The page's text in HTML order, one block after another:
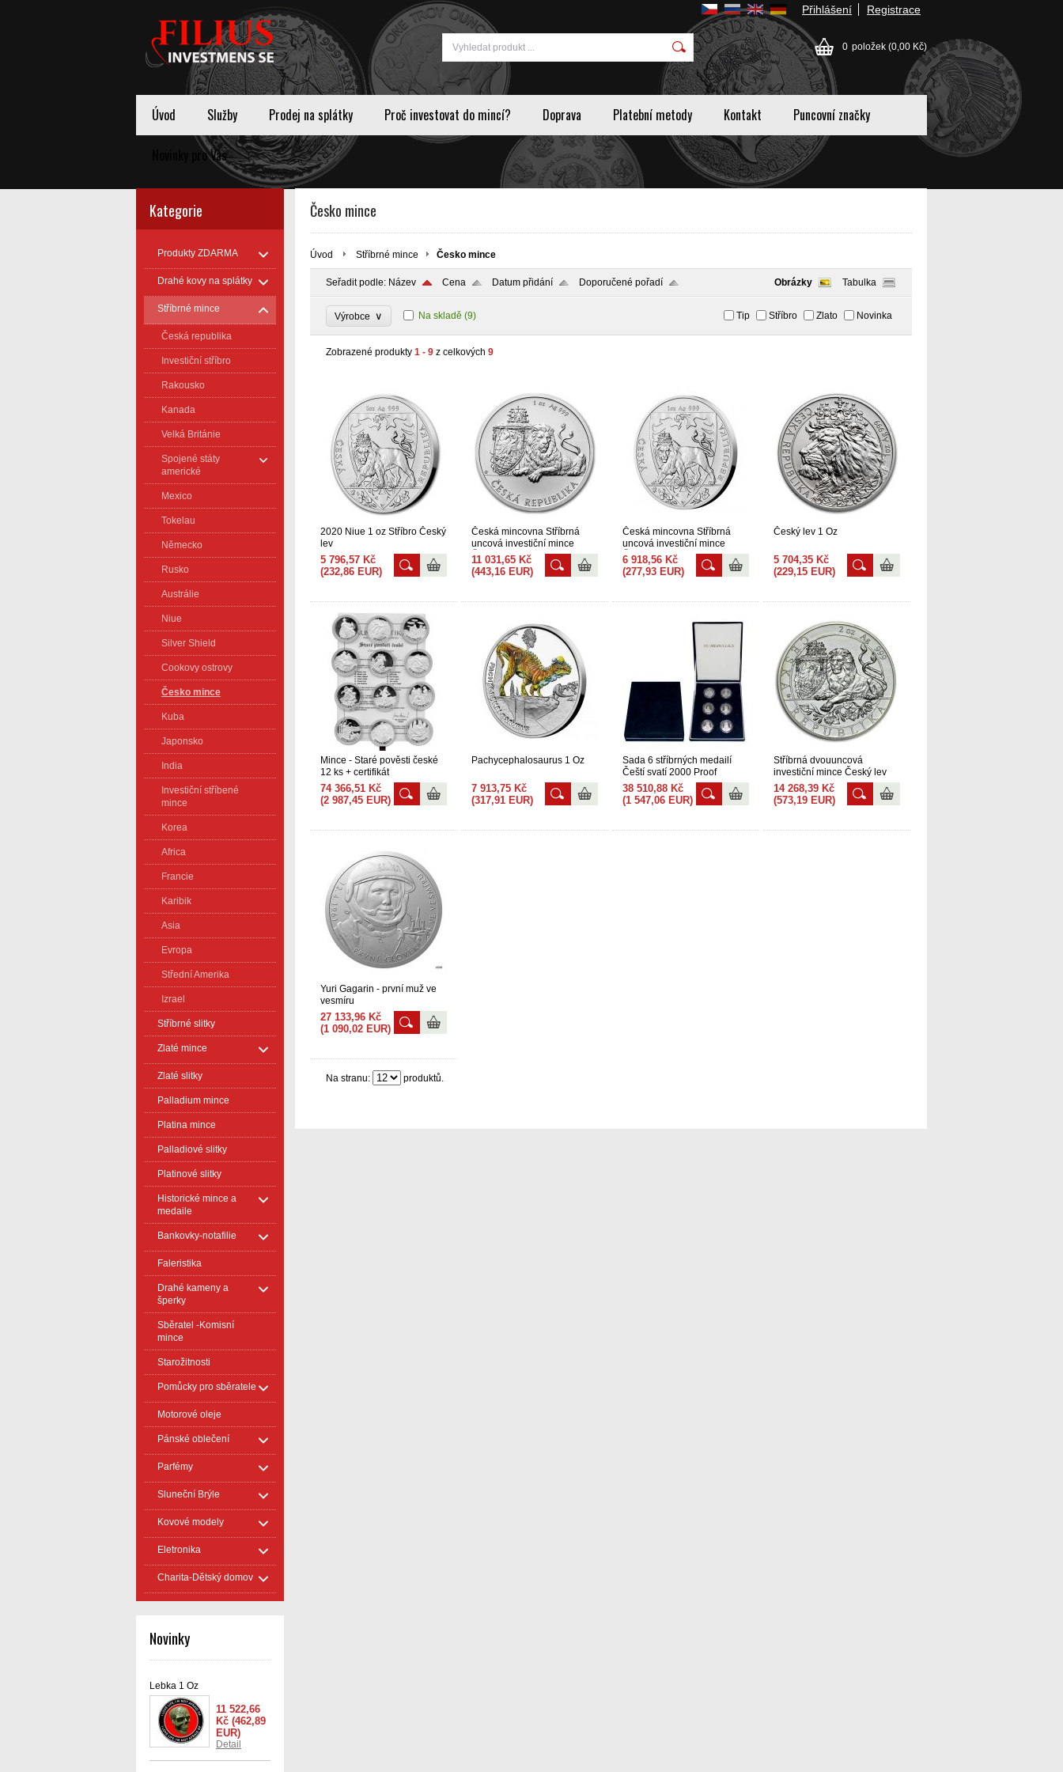
Přihlášení Registrace
0 položek (0,00 Kč)
Úvod Služby Prodej na splátky Proč investovat do mincí? Doprava Platební metody Kontakt Puncovní značky
Novinky pro Vas
Kategorie
Produkty ZDARMA
Drahé kovy na splátky
Stříbrné mince
Česká republika
Investiční stříbro
Rakousko
Kanada
Velká Británie
Spojené státy
americké
Mexico
Tokelau
Německo
Rusko
Austrálie
Niue
Silver Shield
Cookovy ostrovy
Česko mince
Kuba
Japonsko
India
Investiční stříbené
mince
Korea
Africa
Francie
Karibik
Asia
Evropa
Střední Amerika
Izrael
Stříbrné slitky
Zlaté mince
Zlaté slitky
Palladium mince
Platina mince
Palladiové slitky
Platinové slitky
Historické mince a
medaile
Bankovky-notafilie
Faleristika
Drahé kameny a
šperky
Sběratel -Komisní
mince
Starožitnosti
Pomůcky pro sběratele
Motorové oleje
Pánské oblečení
Parfémy
Sluneční Brýle
Kovové modely
Eletronika
Charita-Dětský domov
Novinky
Lebka 1 Oz
11 522,66
Kč (462,89
EUR)
Detail
Česko mince
Úvod Stříbrné mince Česko mince
Seřadit podle: Název Cena Datum přidání Doporučené pořadí Obrázky Tabulka
Výrobce ∨ Na skladě (9) Tip Stříbro Zlato Novinka
Zobrazené produkty 1 - 9 z celkových 9
2020 Niue 1 oz Stříbro Český
lev
5 796,57 Kč
(232,86 EUR)
Česká mincovna Stříbrná
uncová investiční mince
Český lev 2019 stand 31,1
11 031,65 Kč
(443,16 EUR)
Česká mincovna Stříbrná
uncová investiční mince
Český lev 2020
6 918,56 Kč
(277,93 EUR)
Český lev 1 Oz
5 704,35 Kč
(229,15 EUR)
Mince - Staré pověsti české
12 ks + certifikát
74 366,51 Kč
(2 987,45 EUR)
Pachycephalosaurus 1 Oz
7 913,75 Kč
(317,91 EUR)
Sada 6 stříbrných medailí
Čeští svatí 2000 Proof
38 510,88 Kč
(1 547,06 EUR)
Stříbrná dvouuncová
investiční mince Český lev
2019
14 268,39 Kč
(573,19 EUR)
Yuri Gagarin - první muž ve
vesmíru
27 133,96 Kč
(1 090,02 EUR)
Na stranu: produktů.